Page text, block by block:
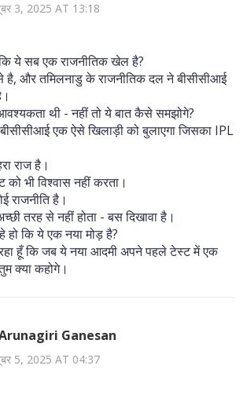
3, 2025 AT 13:18
ये सब एक राजनीतिक खेल है?
है, और तमिलनाडु के राजनीतिक दल ने बीसीसीआई
थी - नहीं तो ये बात कैसे समझोगे?
एक ऐसे खिलाड़ी को बुलाएगा जिसका IPL
राज है।
भी विश्वास नहीं करता।
राजनीति है।
तरह से नहीं होता - बस दिखावा है।
हो कि ये एक नया मोड़ है?
हूँ कि जब ये नया आदमी अपने पहले टेस्ट में एक
क्या कहोगे।
Ganesan
5, 2025 AT 04:37